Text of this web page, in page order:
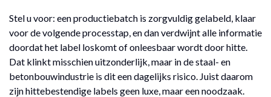
Stel u voor: een productiebatch is zorgvuldig gelabeld, klaar
voor de volgende processtap, en dan verdwijnt alle informatie
doordat het label loskomt of onleesbaar wordt door hitte.
Dat klinkt misschien uitzonderlijk, maar in de staal- en
betonbouwindustrie is dit een dagelijks risico. Juist daarom
zijn hittebestendige labels geen luxe, maar een noodzaak.